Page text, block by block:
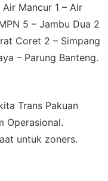
Air Mancur 1 – Air
5 – Jambu Dua 2
Coret 2 – Simpang
– Parung Banteng.
Trans Pakuan
Operasional.
untuk zoners.